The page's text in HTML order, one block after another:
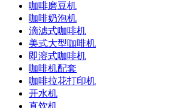
咖啡磨豆机
咖啡奶泡机
滴滤式咖啡机
美式大型咖啡机
即溶式咖啡机
咖啡机配套
咖啡拉花打印机
开水机
直饮机